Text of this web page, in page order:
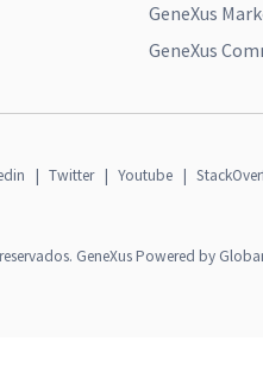
GeneXus
GeneXus
| Twitter | Youtube |
GeneXus Powered by